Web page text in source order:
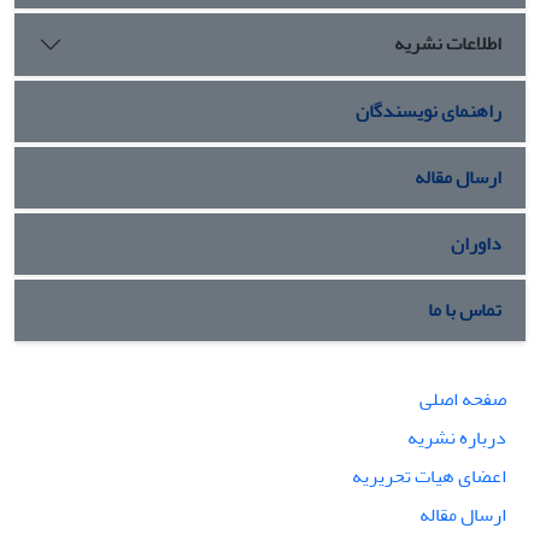
اطلاعات نشریه
راهنمای نویسندگان
ارسال مقاله
داوران
تماس با ما
صفحه اصلی
درباره نشریه
اعضای هیات تحریریه
ارسال مقاله